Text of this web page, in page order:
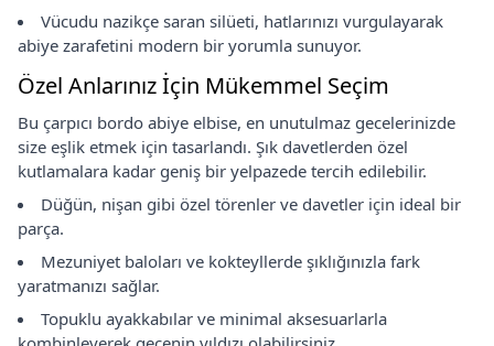
Vücudu nazikçe saran silüeti, hatlarınızı vurgulayarak
abiye zarafetini modern bir yorumla sunuyor.
Özel Anlarınız İçin Mükemmel Seçim
Bu çarpıcı bordo abiye elbise, en unutulmaz gecelerinizde
size eşlik etmek için tasarlandı. Şık davetlerden özel
kutlamalara kadar geniş bir yelpazede tercih edilebilir.
Düğün, nişan gibi özel törenler ve davetler için ideal bir
parça.
Mezuniyet baloları ve kokteyllerde şıklığınızla fark
yaratmanızı sağlar.
Topuklu ayakkabılar ve minimal aksesuarlarla